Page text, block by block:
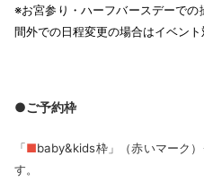
※お宮参り・ハーフバースデーで
間外での日程変更の場合はイベン
●ご予約枠
「■baby&kids枠」（赤いマーク
す。